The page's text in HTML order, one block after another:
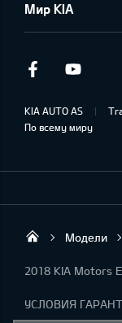
Мир KIA
Facebook
KIA AUTO AS
По всему миру
Tradilo OÜ
Модели
2018 KIA Motors
УСЛОВИЯ